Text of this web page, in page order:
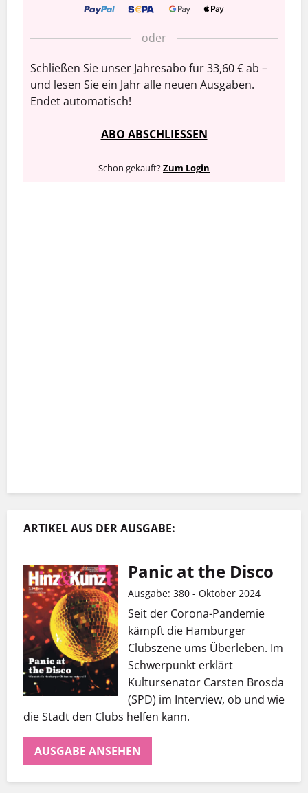
oder
Schließen Sie unser Jahresabo für 33,60 € ab –
und lesen Sie ein Jahr alle neuen Ausgaben.
Endet automatisch!
ABO ABSCHLIESSEN
Schon gekauft?Zum Login
ARTIKEL AUS DER AUSGABE:
Panic at the Disco
Ausgabe: 380 - Oktober 2024
Seit der Corona-Pandemie
kämpft die Hamburger
Clubszene ums Überleben. Im
Schwerpunkt erklärt
Kultursenator Carsten Brosda
(SPD) im Interview, ob und wie
die Stadt den Clubs helfen kann.
AUSGABE ANSEHEN